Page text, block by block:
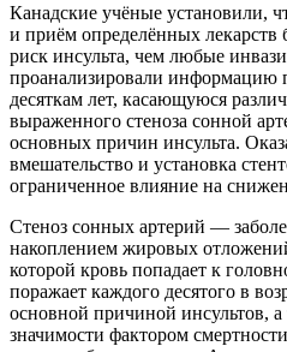
Канадские учёные установили,
и приём определённых
риск инсульта, чем любые
проанализировали информацию
десяткам лет, касающуюся
выраженного стеноза сонной
основных причин инсульта.
вмешательство и установка
ограниченное влияние на
Стеноз сонных артерий —
накоплением жировых
которой кровь попадает к
поражает каждого десятого в
основной причиной инсультов,
значимости фактором